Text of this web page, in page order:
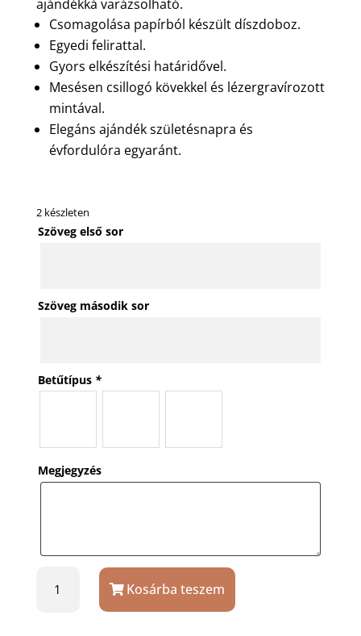
ajándékká varázsolható.
Csomagolása papírból készült díszdoboz.
Egyedi felirattal.
Gyors elkészítési határidővel.
Mesésen csillogó kövekkel és lézergravírozott
mintával.
Elegáns ajándék születésnapra és
évfordulóra egyaránt.
2 készleten
Szöveg első sor
Szöveg második sor
Betűtípus *
Megjegyzés
borospohár
Kosárba teszem